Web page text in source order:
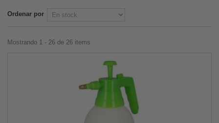
Ordenar por
Mostrando 1 - 26 de 26 items